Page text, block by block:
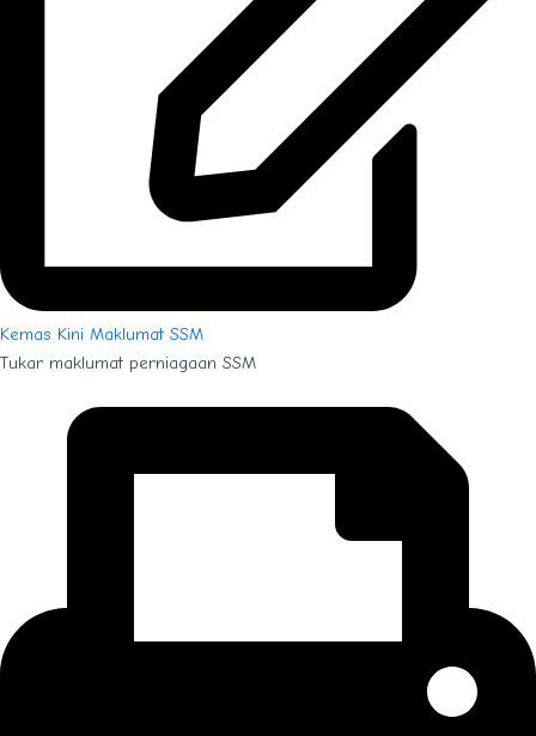
Kemas Kini Maklumat SSM
Tukar maklumat perniagaan SSM